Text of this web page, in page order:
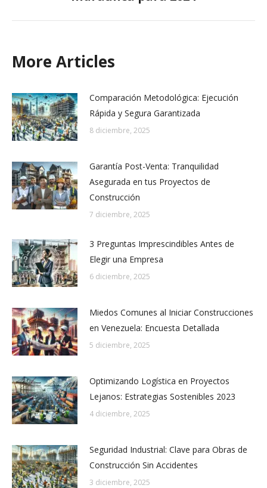
More Articles
Comparación Metodológica: Ejecución
Rápida y Segura Garantizada
8 diciembre, 2025
Garantía Post-Venta: Tranquilidad
Asegurada en tus Proyectos de
Construcción
7 diciembre, 2025
3 Preguntas Imprescindibles Antes de
Elegir una Empresa
6 diciembre, 2025
Miedos Comunes al Iniciar Construcciones
en Venezuela: Encuesta Detallada
5 diciembre, 2025
Optimizando Logística en Proyectos
Lejanos: Estrategias Sostenibles 2023
4 diciembre, 2025
Seguridad Industrial: Clave para Obras de
Construcción Sin Accidentes
3 diciembre, 2025